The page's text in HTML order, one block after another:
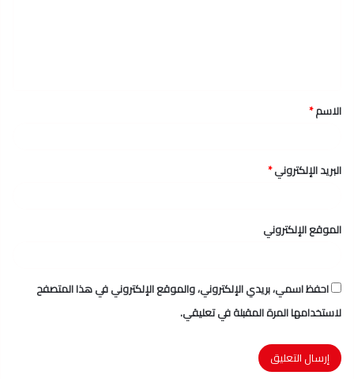
*
الاسم*
البريد الإلكتروني*
الموقع الإلكتروني
احفظ اسمي، بريدي الإلكتروني، والموقع الإلكتروني في هذا المتصفح
لاستخدامها المرة المقبلة في تعليقي.